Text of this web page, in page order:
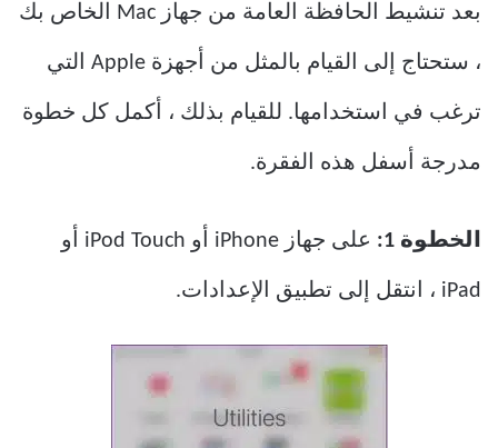
بعد تنشيط الحافظة العامة من جهاز Mac الخاص بك
، ستحتاج إلى القيام بالمثل من أجهزة Apple التي
ترغب في استخدامها. للقيام بذلك ، أكمل كل خطوة
مدرجة أسفل هذه الفقرة.
الخطوة 1: على جهاز iPhone أو iPod Touch أو
iPad ، انتقل إلى تطبيق الإعدادات.